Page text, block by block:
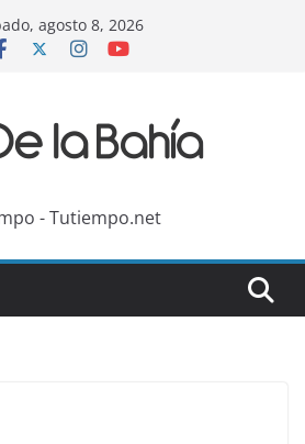
agosto 8, 2026
- Tutiempo.net